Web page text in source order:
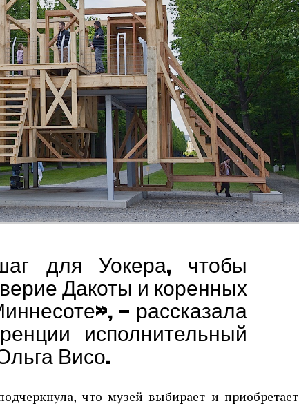
для Уокера, чтобы
Дакоты и коренных
— рассказала
исполнительный
Висо.
что музей выбирает и приобретает